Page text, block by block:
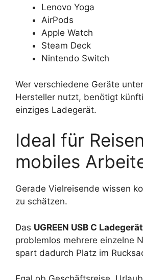
Lenovo Yoga
AirPods
Apple Watch
Steam Deck
Nintendo Switch
Wer verschiedene Geräte
Hersteller nutzt, benötigt
einziges Ladegerät.
Ideal für
mobiles
Gerade Vielreisende wissen
zu schätzen.
Das UGREEN USB C Ladegerät
problemlos mehrere einzelne
spart dadurch Platz im